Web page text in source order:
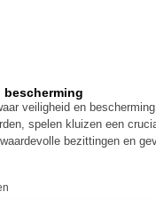
bescherming
veiligheid en
spelen kluizen een
bezittingen en